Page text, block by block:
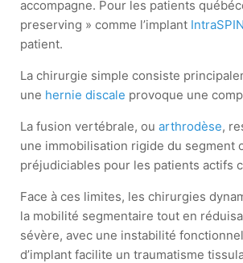
accompagne. Pour les patients
preserving » comme l’implant
patient.
La chirurgie simple consiste
une hernie discale provoque une
La fusion vertébrale, ouarthrodèse,
une immobilisation rigide du segment
préjudiciables pour les patients actifs
Face à ces limites, les chirurgies
la mobilité segmentaire tout en
sévère, avec une instabilité
d’implant facilite un traumatisme